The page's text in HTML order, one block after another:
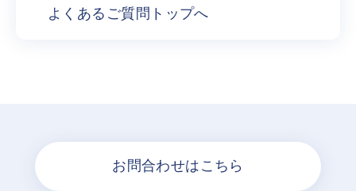
よくあるご質問トップへ
お問合わせはこちら